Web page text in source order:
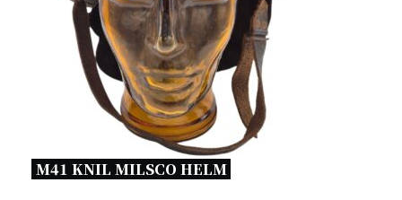
M41 KNIL MILSCO HELM